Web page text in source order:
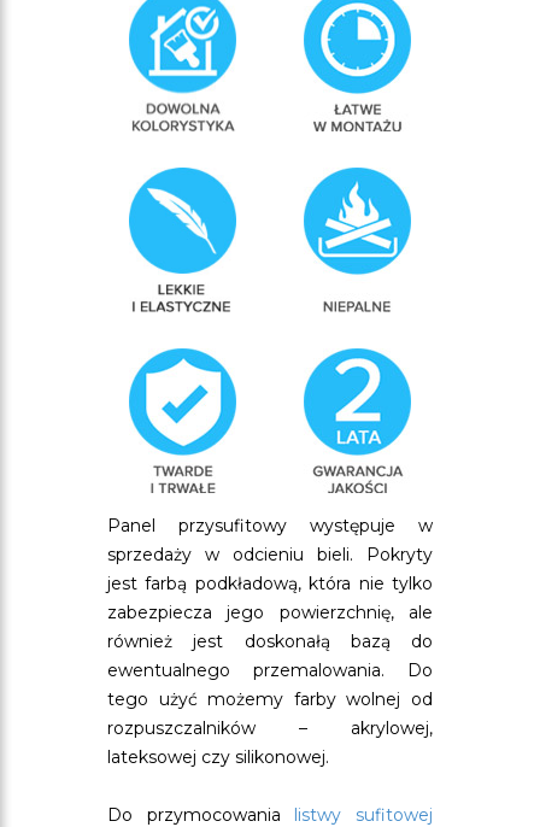
Panel przysufitowy występuje w
sprzedaży w odcieniu bieli. Pokryty
jest farbą podkładową, która nie tylko
zabezpiecza jego powierzchnię, ale
również jest doskonałą bazą do
ewentualnego przemalowania. Do
tego użyć możemy farby wolnej od
rozpuszczalników – akrylowej,
lateksowej czy silikonowej.
Do przymocowania listwy sufitowej